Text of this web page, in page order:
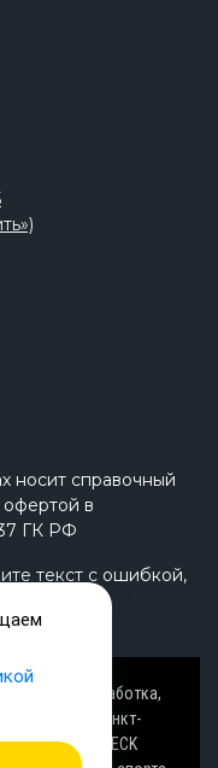
носит справочный
офертой в
ГК РФ
текст с ошибкой,
разработка,
товаров в Санкт-
(TPU), AIRDECK